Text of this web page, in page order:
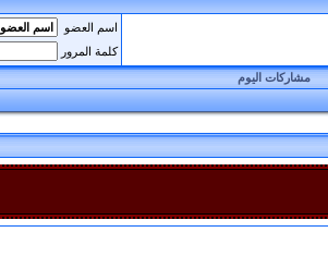
اسم العضو
كلمة المرور
مشاركات اليوم